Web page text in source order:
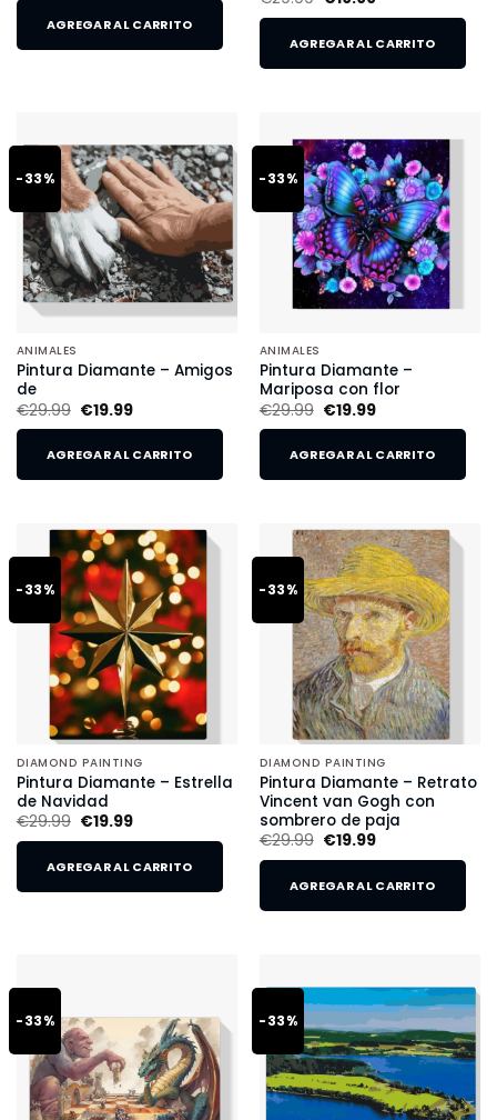
AGREGAR AL CARRITO
AGREGAR AL CARRITO
-33%
ANIMALES
Pintura Diamante – Amigos
de
€29.99 €19.99
AGREGAR AL CARRITO
-33%
ANIMALES
Pintura Diamante –
Mariposa con flor
€29.99 €19.99
AGREGAR AL CARRITO
-33%
DIAMOND PAINTING
Pintura Diamante – Estrella
de Navidad
€29.99 €19.99
AGREGAR AL CARRITO
-33%
DIAMOND PAINTING
Pintura Diamante – Retrato
Vincent van Gogh con
sombrero de paja
€29.99 €19.99
AGREGAR AL CARRITO
-33% -33%